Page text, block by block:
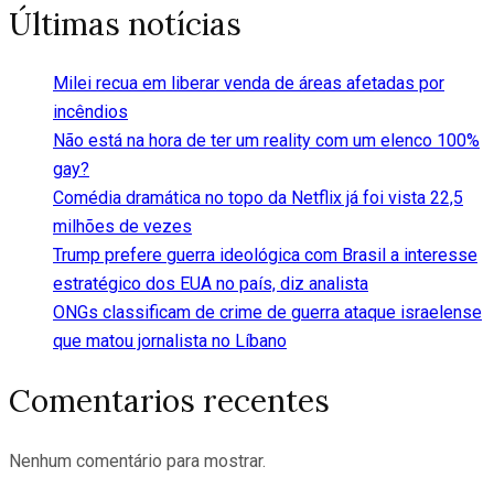
Últimas notícias
Milei recua em liberar venda de áreas afetadas por
incêndios
Não está na hora de ter um reality com um elenco 100%
gay?
Comédia dramática no topo da Netflix já foi vista 22,5
milhões de vezes
Trump prefere guerra ideológica com Brasil a interesse
estratégico dos EUA no país, diz analista
ONGs classificam de crime de guerra ataque israelense
que matou jornalista no Líbano
Comentarios recentes
Nenhum comentário para mostrar.